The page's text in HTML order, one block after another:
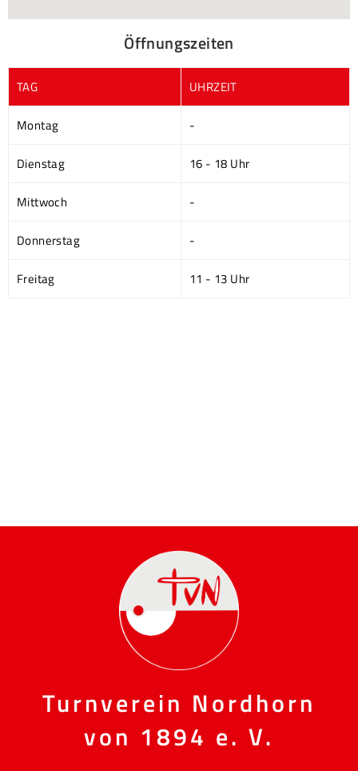
Öffnungszeiten
TAG UHRZEIT
Montag -
Dienstag 16 - 18 Uhr
Mittwoch -
Donnerstag -
Freitag 11 - 13 Uhr
Turnverein Nordhorn
von 1894 e. V.